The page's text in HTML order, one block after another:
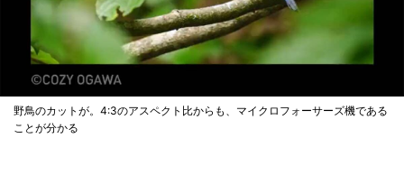
野鳥のカットが。4:3のアスペクト比からも、マイクロフォーサーズ機である
ことが分かる